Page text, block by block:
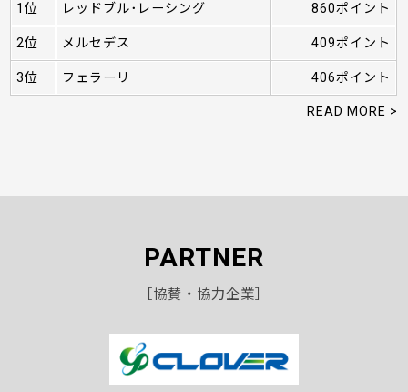
1位 レッドブル･レーシング 860ポイント
2位 メルセデス 409ポイント
3位 フェラーリ 406ポイント
READ MORE >
PARTNER
［協賛・協力企業］